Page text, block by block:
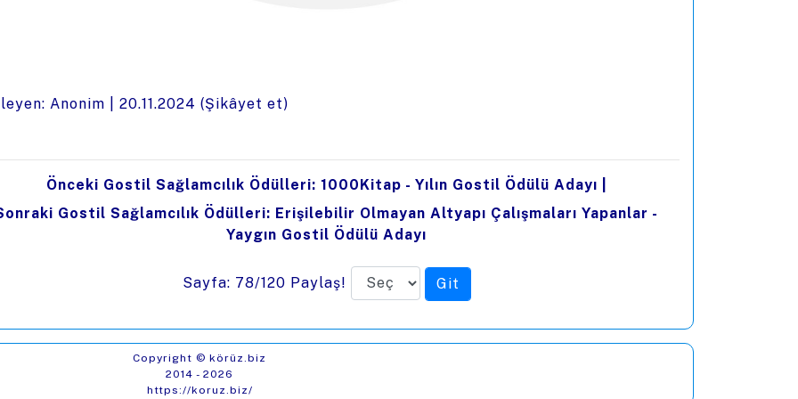
Anonim | 20.11.2024 (Şikâyet et)
Önceki Gostil Sağlamcılık Ödülleri: 1000Kitap - Yılın Gostil Ödülü Adayı
Gostil Sağlamcılık Ödülleri: Erişilebilir Olmayan Altyapı Çalışmaları Yapanlar -
Yaygın Gostil Ödülü Adayı
Sayfa: 78/120 Paylaş!
Copyright © körüz.biz
2014 - 2026
https://koruz.biz/